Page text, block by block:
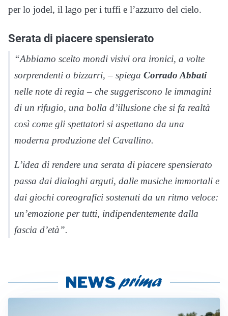
per lo jodel, il lago per i tuffi e l’azzurro del cielo.
Serata di piacere spensierato
“Abbiamo scelto mondi visivi ora ironici, a volte
sorprendenti o bizzarri, – spiega Corrado Abbati
nelle note di regia – che suggeriscono le immagini
di un rifugio, una bolla d’illusione che si fa realtà
così come gli spettatori si aspettano da una
moderna produzione del Cavallino.
L’idea di rendere una serata di piacere spensierato
passa dai dialoghi arguti, dalle musiche immortali e
dai giochi coreografici sostenuti da un ritmo veloce:
un’emozione per tutti, indipendentemente dalla
fascia d’età”.